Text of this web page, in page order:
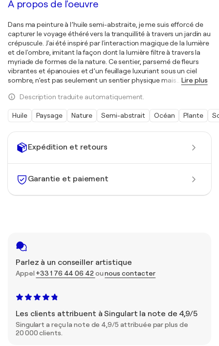
Expédition et retours
Garantie et paiement
Parlez à un conseiller artistique
Appel +33 1 76 44 06 42 ounous contacter
Les clients attribuent à Singulart la note de 4,9/5
Singulart a reçu la note de 4,9/5 attribuée par plus de
20 000 clients.
À propos de l'oeuvre
Dans ma peinture à l’huile semi-abstraite, je me suis efforcé de
capturer le voyage éthéré vers la tranquillité à travers un jardin au
crépuscule. J'ai été inspiré par l'interaction magique de la lumière
et de l'ombre, imitant la façon dont la lumière filtre à travers la
myriade de formes de la nature. Ce sentier, parsemé de fleurs
vibrantes et épanouies et d’un feuillage luxuriant sous un ciel
sombre, n’est pas seulement un sentier physique mais
Lire plus
Description traduite automatiquement.
Huile Paysage Nature Semi-abstrait Océan Plante